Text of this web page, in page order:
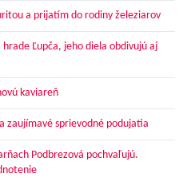
a prijatím do rodiny železiarov
hrade Ľupča, jeho diela obdivujú aj
kaviareň
zaujímavé sprievodné podujatia
Podbrezová pochvaľujú.